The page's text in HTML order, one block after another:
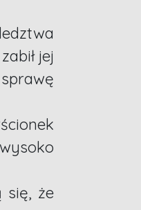
jej
się, że